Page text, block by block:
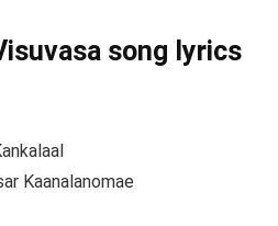
song lyrics
Kaanalanomae